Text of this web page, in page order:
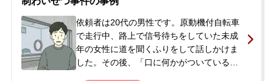
したが、早期解決を望んでいました。
依頼者は20代の男性です。原動機付自転車
で走行中、路上で信号待ちをしていた未成
年の女性に道を聞くふりをして話しかけま
した。その後、「口に何かがついている」